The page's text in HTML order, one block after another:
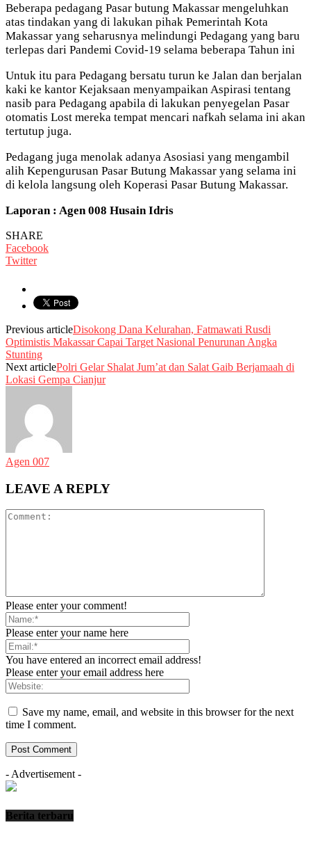
Beberapa pedagang Pasar butung Makassar mengeluhkan
atas tindakan yang di lakukan pihak Pemerintah Kota
Makassar yang seharusnya melindungi Pedagang yang baru
terlepas dari Pandemi Covid-19 selama beberapa Tahun ini
Untuk itu para Pedagang bersatu turun ke Jalan dan berjalan
kaki ke kantor Kejaksaan menyampaikan Aspirasi tentang
nasib para Pedagang apabila di lakukan penyegelan Pasar
otomatis Lost mereka tempat mencari nafkah selama ini akan
tertutup juga.
Pedagang juga menolak adanya Asosiasi yang mengambil
alih Kepengurusan Pasar Butung Makassar yang selama ini
di kelola langsung oleh Koperasi Pasar Butung Makassar.
Laporan : Agen 008 Husain Idris
SHARE
Facebook
Twitter
Previous articleDisokong Dana Kelurahan, Fatmawati Rusdi
Optimistis Makassar Capai Target Nasional Penurunan Angka
Stunting
Next articlePolri Gelar Shalat Jum’at dan Salat Gaib Berjamaah di
Lokasi Gempa Cianjur
Agen 007
LEAVE A REPLY
Please enter your comment!
Please enter your name here
You have entered an incorrect email address!
Please enter your email address here
Save my name, email, and website in this browser for the next
time I comment.
- Advertisement -
Berita terbaru